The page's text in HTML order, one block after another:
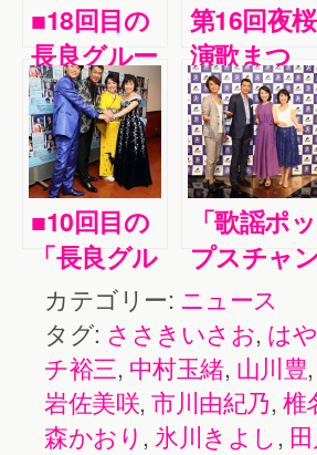
■18回目の
長良グルー
プ「夜桜演
歌まつり」
が東京・荒
川区で開
催。山川
豊、田川寿
美、水森か
おり、氷川
きよしら全
10組が出演
第16回夜桜
演歌まつ
り 山川
豊、田川寿
美、水森か
おり、氷川
きよしら全
12組が競演
■10回目の
「長良グル
ープ 演歌
まつり２０
１７」の東
京公演で、
山川豊、田
「歌謡ポッ
プスチャン
ネル」が長
良グループ
演歌まつり
２０１６開
催記念特番
カテゴリー: ニュース
タグ: ささきいさお, は
チ裕三, 中村玉緒, 山川豊,
岩佐美咲,市川由紀乃,椎
森かおり , 氷川きよし,